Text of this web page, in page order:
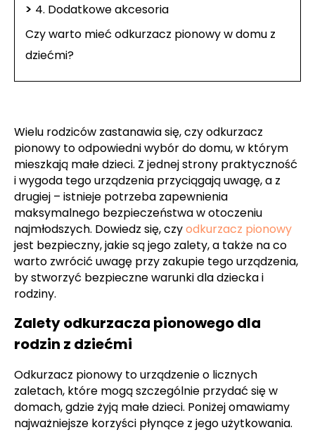
> 4. Dodatkowe akcesoria
Czy warto mieć odkurzacz pionowy w domu z
dziećmi?
Wielu rodziców zastanawia się, czy odkurzacz
pionowy to odpowiedni wybór do domu, w którym
mieszkają małe dzieci. Z jednej strony praktyczność
i wygoda tego urządzenia przyciągają uwagę, a z
drugiej – istnieje potrzeba zapewnienia
maksymalnego bezpieczeństwa w otoczeniu
najmłodszych. Dowiedz się, czyodkurzacz pionowy
jest bezpieczny, jakie są jego zalety, a także na co
warto zwrócić uwagę przy zakupie tego urządzenia,
by stworzyć bezpieczne warunki dla dziecka i
rodziny.
Zalety odkurzacza pionowego dla
rodzin z dziećmi
Odkurzacz pionowy to urządzenie o licznych
zaletach, które mogą szczególnie przydać się w
domach, gdzie żyją małe dzieci. Poniżej omawiamy
najważniejsze korzyści płynące z jego użytkowania.